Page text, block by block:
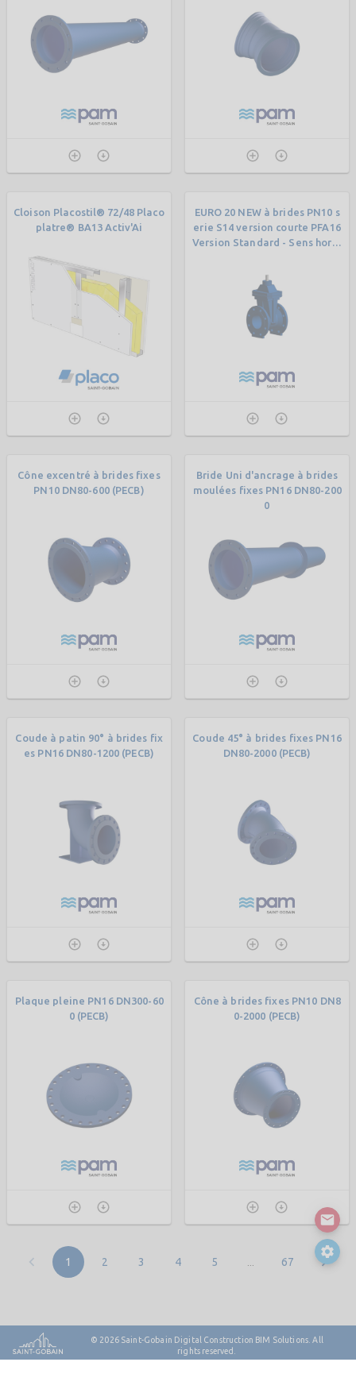
Cloison Placostil® 72/48 Placo
platre® BA13 Activ'Ai
EURO 20 NEW à brides PN10 s
erie S14 version courte PFA16
Version Standard - Sens horai
Cône excentré à brides fixes
PN10 DN80-600 (PECB)
Bride Uni d'ancrage à brides
moulées fixes PN16 DN80-200
0
Coude à patin 90° à brides fix
es PN16 DN80-1200 (PECB)
Coude 45° à brides fixes PN16
DN80-2000 (PECB)
Plaque pleine PN16 DN300-60
0 (PECB)
Cône à brides fixes PN10 DN8
0-2000 (PECB)
1 2 3 4 5 67
© 2026 Saint-Gobain Digital Construction BIM Solutions. All
rights reserved.